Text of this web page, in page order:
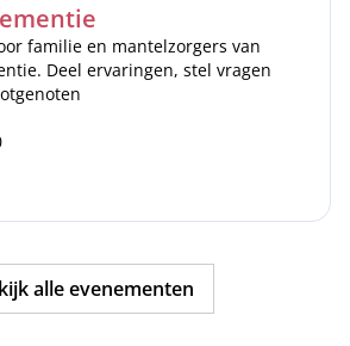
familie en mantelzorgers van
Deel ervaringen, stel vragen
alle evenementen